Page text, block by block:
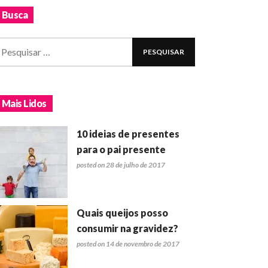
Busca
Mais Lidos
10 ideias de presentes
para o pai presente
posted on 28 de julho de 2017
Quais queijos posso
consumir na gravidez?
posted on 14 de novembro de 2017